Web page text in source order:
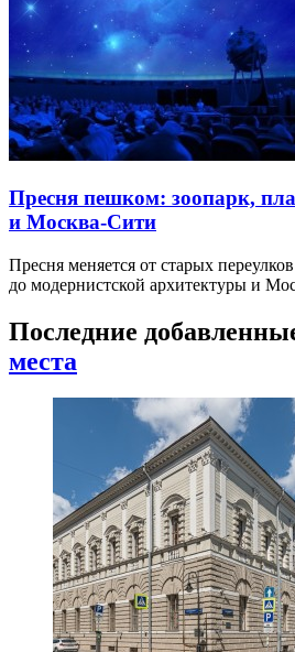
Пресня пешком: зоопарк,
и Москва-Сити
Пресня меняется от старых
до модернистской архитектуры и
Последние
места